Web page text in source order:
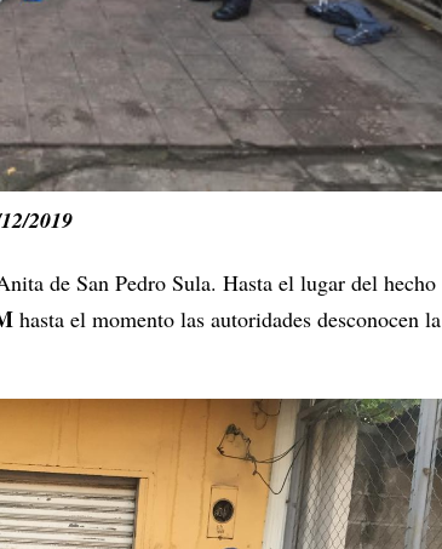
2019
de San Pedro Sula. Hasta el lugar del hecho
hasta el momento las autoridades desconocen la